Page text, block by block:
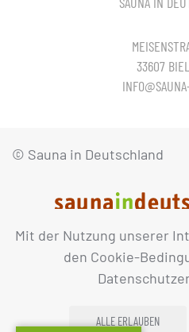
Mit der Nutzung unserer
den Cookie-
ALLE ERLAUBEN
33607
© Sauna in Deutschland